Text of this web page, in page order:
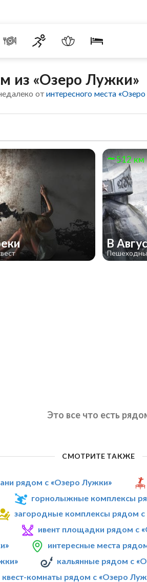
из «Озеро Лужки»
отинтересного места
512 км
В
Это все что есть
СМОТРИТЕ ТАКЖЕ
рядом с «Озеро Лужки»
горнолыжные комплексы
загородные комплексы рядом
ивент площадки рядом с
интересные места
кальянные рядом с
квест-комнаты рядом с «Озеро